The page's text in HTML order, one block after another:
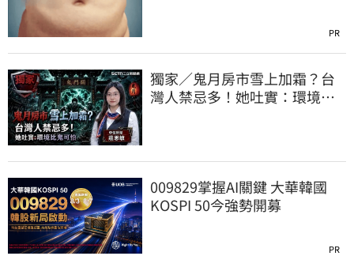
PR
獨家／鬼月房市雪上加霜？台
灣人禁忌多！她吐實：環境比
009829掌握AI關鍵 大華韓國
KOSPI 50今強勢開募
PR